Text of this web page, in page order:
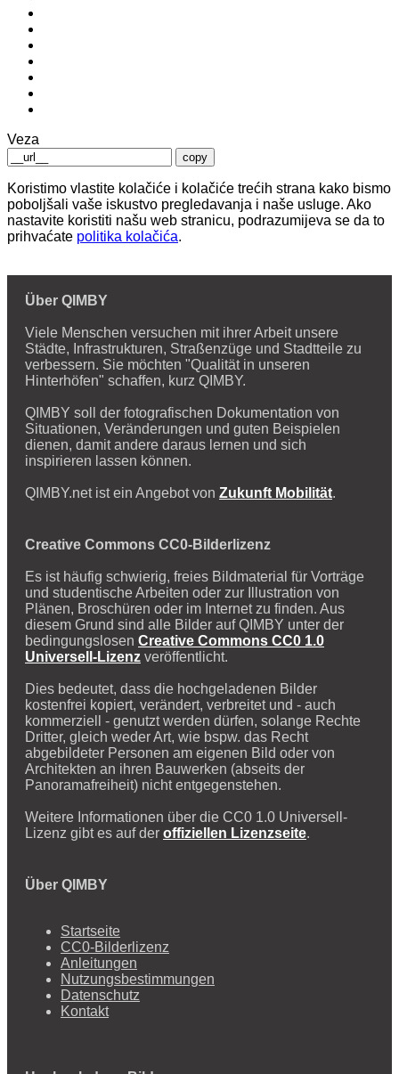
Veza
copy
Koristimo vlastite kolačiće i kolačiće trećih strana kako bismo
poboljšali vaše iskustvo pregledavanja i naše usluge. Ako
nastavite koristiti našu web stranicu, podrazumijeva se da to
prihvaćate politika kolačića.
Über QIMBY
Viele Menschen versuchen mit ihrer Arbeit unsere
Städte, Infrastrukturen, Straßenzüge und Stadtteile zu
verbessern. Sie möchten "Qualität in unseren
Hinterhöfen" schaffen, kurz QIMBY.
QIMBY soll der fotografischen Dokumentation von
Situationen, Veränderungen und guten Beispielen
dienen, damit andere daraus lernen und sich
inspirieren lassen können.
QIMBY.net ist ein Angebot von Zukunft Mobilität.
Creative Commons CC0-Bilderlizenz
Es ist häufig schwierig, freies Bildmaterial für Vorträge
und studentische Arbeiten oder zur Illustration von
Plänen, Broschüren oder im Internet zu finden. Aus
diesem Grund sind alle Bilder auf QIMBY unter der
bedingungslosen Creative Commons CC0 1.0
Universell-Lizenz veröffentlicht.
Dies bedeutet, dass die hochgeladenen Bilder
kostenfrei kopiert, verändert, verbreitet und - auch
kommerziell - genutzt werden dürfen, solange Rechte
Dritter, gleich weder Art, wie bspw. das Recht
abgebildeter Personen am eigenen Bild oder von
Architekten an ihren Bauwerken (abseits der
Panoramafreiheit) nicht entgegenstehen.
Weitere Informationen über die CC0 1.0 Universell-
Lizenz gibt es auf der offiziellen Lizenzseite.
Über QIMBY
Startseite
CC0-Bilderlizenz
Anleitungen
Nutzungsbestimmungen
Datenschutz
Kontakt